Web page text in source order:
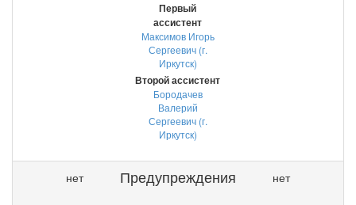
Первый
ассистент
Максимов Игорь
Сергеевич (г.
Иркутск)
Второй ассистент
Бородачев
Валерий
Сергеевич (г.
Иркутск)
нет Предупреждения нет